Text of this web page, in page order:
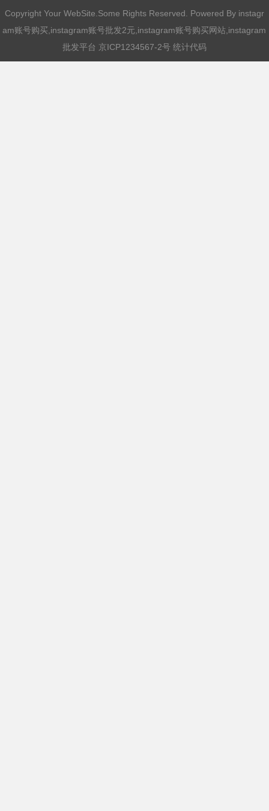
Copyright Your WebSite.Some Rights Reserved. Powered By instagr
am账号购买,instagram账号批发2元,instagram账号购买网站,instagram
批发平台 京ICP1234567-2号 统计代码